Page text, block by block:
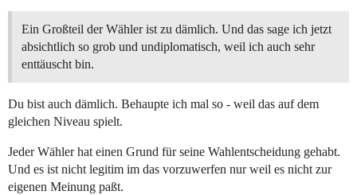
Ein Großteil der Wähler ist zu dämlich. Und das sage ich jetzt
absichtlich so grob und undiplomatisch, weil ich auch sehr
enttäuscht bin.
Du bist auch dämlich. Behaupte ich mal so - weil das auf dem
gleichen Niveau spielt.
Jeder Wähler hat einen Grund für seine Wahlentscheidung gehabt.
Und es ist nicht legitim im das vorzuwerfen nur weil es nicht zur
eigenen Meinung paßt.